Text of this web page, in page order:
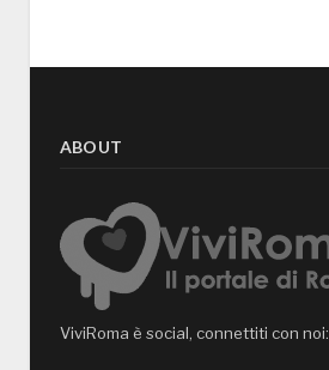
ABOUT
ViviRoma è social, connettiti con noi: